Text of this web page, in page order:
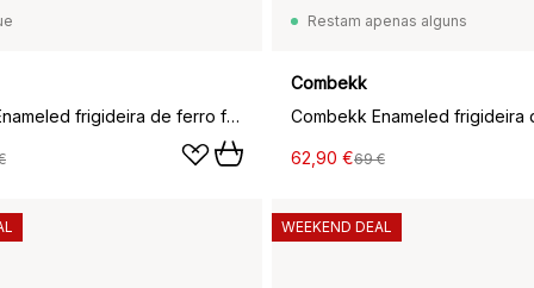
Combekk Enameled frigideira de ferro fundido Ø24 cm, Bordô
Restam apenas alguns
Combekk
62,90 €69 €
WEEKEND DEAL